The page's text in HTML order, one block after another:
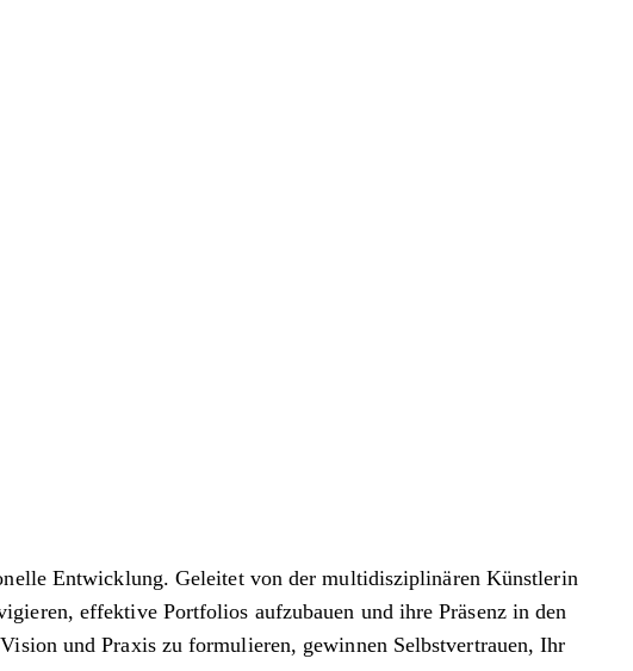
Entwicklung. Geleitet von der multidisziplinären Künstlerin
effektive Portfolios aufzubauen und ihre Präsenz in den
und Praxis zu formulieren, gewinnen Selbstvertrauen, Ihr